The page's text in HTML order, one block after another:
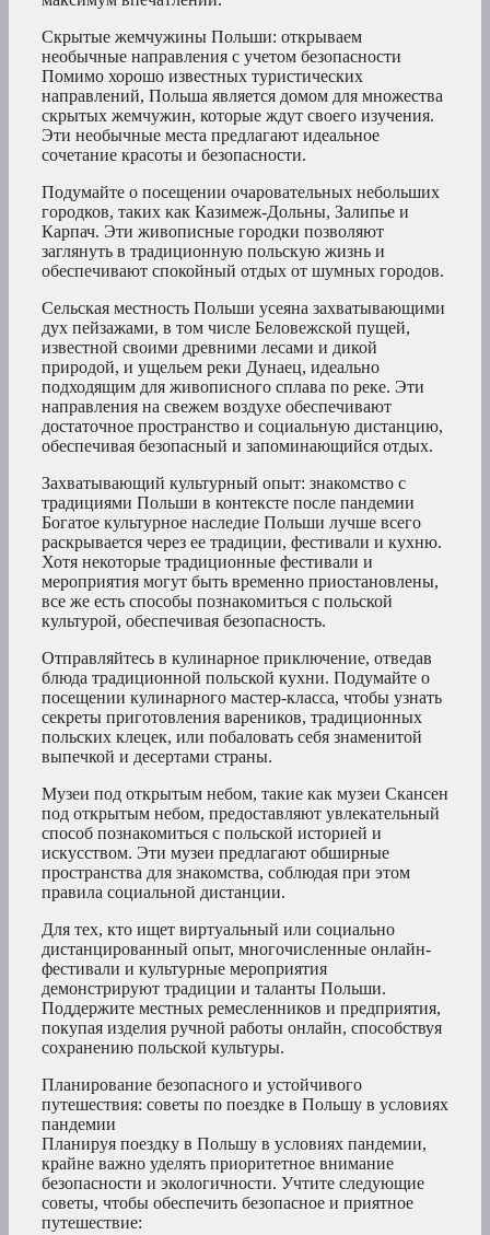
Скрытые жемчужины Польши: открываем
необычные направления с учетом безопасности
Помимо хорошо известных туристических
направлений, Польша является домом для множества
скрытых жемчужин, которые ждут своего изучения.
Эти необычные места предлагают идеальное
сочетание красоты и безопасности.
Подумайте о посещении очаровательных небольших
городков, таких как Казимеж-Дольны, Залипье и
Карпач. Эти живописные городки позволяют
заглянуть в традиционную польскую жизнь и
обеспечивают спокойный отдых от шумных городов.
Сельская местность Польши усеяна захватывающими
дух пейзажами, в том числе Беловежской пущей,
известной своими древними лесами и дикой
природой, и ущельем реки Дунаец, идеально
подходящим для живописного сплава по реке. Эти
направления на свежем воздухе обеспечивают
достаточное пространство и социальную дистанцию,
обеспечивая безопасный и запоминающийся отдых.
Захватывающий культурный опыт: знакомство с
традициями Польши в контексте после пандемии
Богатое культурное наследие Польши лучше всего
раскрывается через ее традиции, фестивали и кухню.
Хотя некоторые традиционные фестивали и
мероприятия могут быть временно приостановлены,
все же есть способы познакомиться с польской
культурой, обеспечивая безопасность.
Отправляйтесь в кулинарное приключение, отведав
блюда традиционной польской кухни. Подумайте о
посещении кулинарного мастер-класса, чтобы узнать
секреты приготовления вареников, традиционных
польских клецек, или побаловать себя знаменитой
выпечкой и десертами страны.
Музеи под открытым небом, такие как музеи Скансен
под открытым небом, предоставляют увлекательный
способ познакомиться с польской историей и
искусством. Эти музеи предлагают обширные
пространства для знакомства, соблюдая при этом
правила социальной дистанции.
Для тех, кто ищет виртуальный или социально
дистанцированный опыт, многочисленные онлайн-
фестивали и культурные мероприятия
демонстрируют традиции и таланты Польши.
Поддержите местных ремесленников и предприятия,
покупая изделия ручной работы онлайн, способствуя
сохранению польской культуры.
Планирование безопасного и устойчивого
путешествия: советы по поездке в Польшу в условиях
пандемии
Планируя поездку в Польшу в условиях пандемии,
крайне важно уделять приоритетное внимание
безопасности и экологичности. Учтите следующие
советы, чтобы обеспечить безопасное и приятное
путешествие: